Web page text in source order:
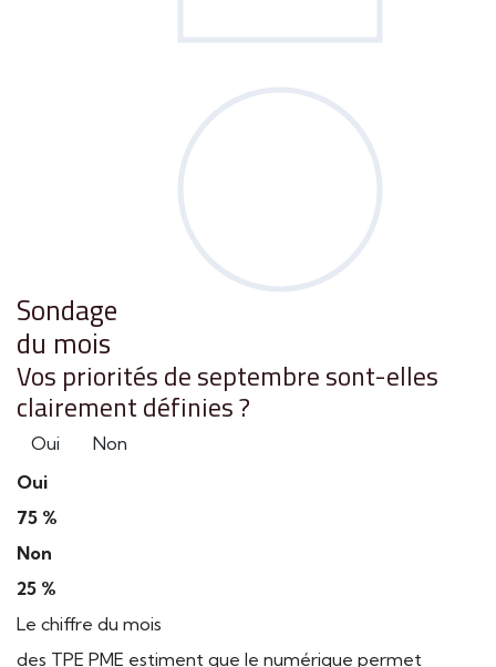
Sondage
du mois
Vos priorités de septembre sont-elles
clairement définies ?
Oui
Non
Oui
75 %
Non
25 %
Le chiffre du mois
des TPE PME estiment que le numérique permet